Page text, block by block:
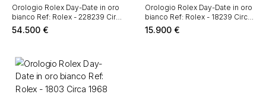
Orologio Rolex Day-Date in oro
bianco Ref: Rolex - 228239 Circa
2017
54.500 €
Orologio Rolex Day-Date in oro
bianco Ref: Rolex - 18239 Circa
1990
15.900 €